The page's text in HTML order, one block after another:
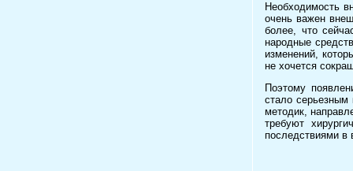
Необходимость
очень важен
более, что
народные
изменений,
не хочется
Поэтому
стало серьезным
методик,
требуют
последствиями в